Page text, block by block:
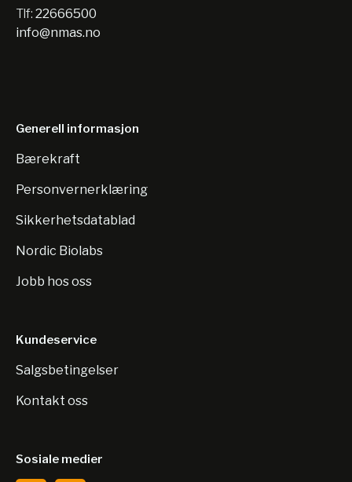
Tlf: 22666500
info@nmas.no
Generell informasjon
Bærekraft
Personvernerklæring
Sikkerhetsdatablad
Nordic Biolabs
Jobb hos oss
Kundeservice
Salgsbetingelser
Kontakt oss
Sosiale medier